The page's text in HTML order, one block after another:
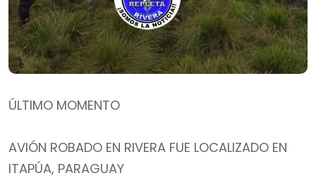
ÚLTIMO MOMENTO
AVIÓN ROBADO EN RIVERA FUE LOCALIZADO EN
ITAPÚA, PARAGUAY